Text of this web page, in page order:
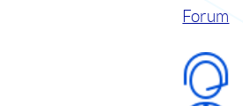
Forum